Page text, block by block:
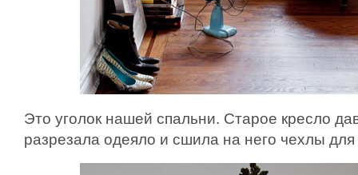
Это уголок нашей спальни. Старое кресло
разрезала одеяло и сшила на него чехлы